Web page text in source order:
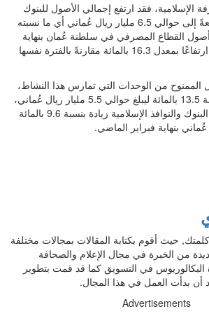
الإسلامية، فقد ارتفع إجمالي الأصول للبنوك
والنوافذ الإسلامية مجتمعةً إلى حوالي 6.5 مليار ريال عُماني أي ما نسبته
أصول القطاع المصرفي في سلطنة عُمان بنهاية
فبراير 2023م، مسجلة ارتفاعًا بمعدل 16.3 بالمائة مقارنةً بالفترة نفسها
الممنوح من الوحدات التي تمارس هذا النشاط،
فقد سجلت ارتفاعًا بنسبة 13.5 بالمائة ليبلغ حوالي 5.5 مليار ريال عُماني،
فيما شهدت الودائع لدى البنوك والنوافذ الإسلامية زيادة بنسبة 9.6 بالمائة
حيث أقوم بكتابة المقالات بمجالات مختلفة
من الخبرة في مجال الإعلام والصحافة
في التسويق كما قد قمت بتطوير
أن بدأت العمل في هذا المجال.
Advertisements